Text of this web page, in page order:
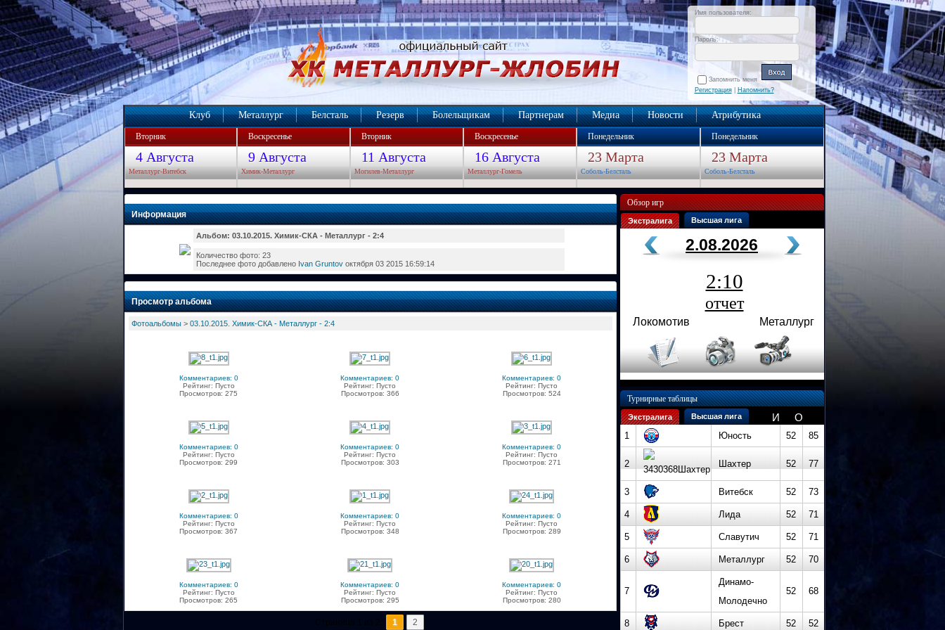
Имя пользователя:
Пароль:
Запомнить меня
Регистрация| Напомнить?
Клуб Металлург Белсталь Резерв Болельщикам Партнерам Медиа Новости Атрибутика
Вторник Воскресенье Вторник Воскресенье Понедельник Понедельник
4 Августа 9 Августа 11 Августа 16 Августа 23 Марта 23 Марта
Металлург-Витебск Химик-Металлург Могилев-Металлург Металлург-Гомель Соболь-Белсталь Соболь-Белсталь
Информация
Альбом: 03.10.2015. Химик-СКА - Металлург - 2:4
Количество фото: 23
Последнее фото добавлено Ivan Gruntovоктября 03 2015 16:59:14
Просмотр альбома
Фотоальбомы> 03.10.2015. Химик-СКА - Металлург - 2:4
Комментариев: 0
Рейтинг: Пусто
Просмотров: 275
Комментариев: 0
Рейтинг: Пусто
Просмотров: 366
Комментариев: 0
Рейтинг: Пусто
Просмотров: 524
Комментариев: 0
Рейтинг: Пусто
Просмотров: 299
Комментариев: 0
Рейтинг: Пусто
Просмотров: 303
Комментариев: 0
Рейтинг: Пусто
Просмотров: 271
Комментариев: 0
Рейтинг: Пусто
Просмотров: 367
Комментариев: 0
Рейтинг: Пусто
Просмотров: 348
Комментариев: 0
Рейтинг: Пусто
Просмотров: 289
Комментариев: 0
Рейтинг: Пусто
Просмотров: 265
Комментариев: 0
Рейтинг: Пусто
Просмотров: 295
Комментариев: 0
Рейтинг: Пусто
Просмотров: 280
1 2
Обзор игр
Экстралига Высшая лига
2.08.2026
2:10
отчет
Локомотив Металлург
Турнирные таблицы
Экстралига Высшая лига И О
1 Юность 52 85
2 Шахтер 52 77
3 Витебск 52 73
4 Лида 52 71
5 Славутич 52 71
6 Металлург 52 70
7
Динамо-
Молодечно
52 68
8 Брест 52 52